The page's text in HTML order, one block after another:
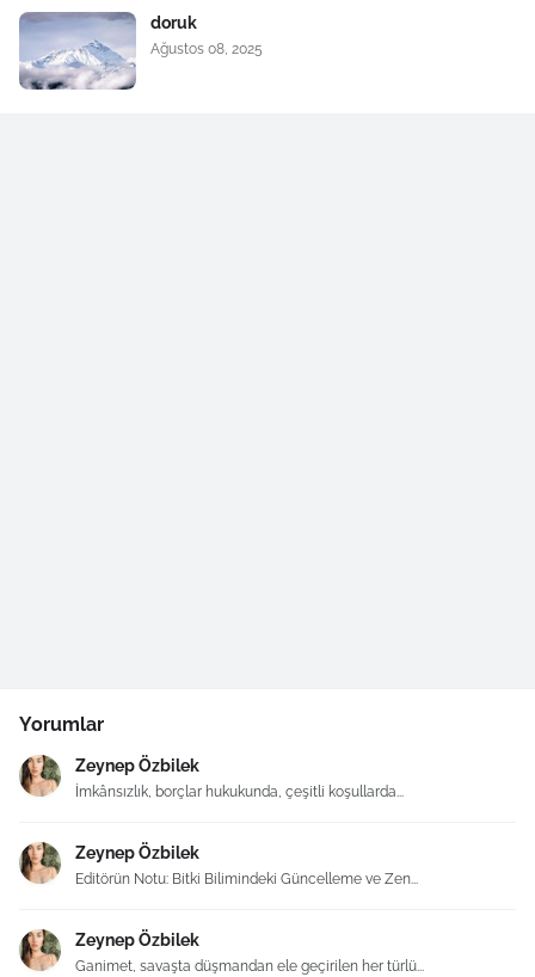
doruk
Ağustos 08, 2025
Yorumlar
Zeynep Özbilek
İmkânsızlık, borçlar hukukunda, çeşitli koşullarda...
Zeynep Özbilek
Editörün Notu: Bitki Bilimindeki Güncelleme ve Zen...
Zeynep Özbilek
Ganimet, savaşta düşmandan ele geçirilen her türlü...